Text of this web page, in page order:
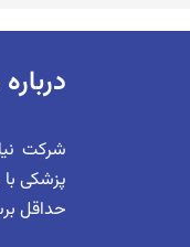
شرکت
پزشکی
حداقل